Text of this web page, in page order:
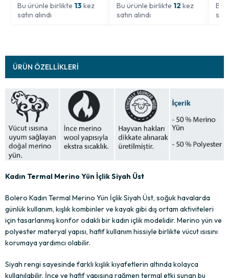
Bu ürünle birlikte 13 kez
satın alındı
Bu ürünle birlikte 12 kez
satın alındı
Bu
ÜRÜN ÖZELLIKLERI
Kadın Termal Merino Yün İçlik Siyah Üst
Bolero Kadın Termal Merino Yün İçlik Siyah Üst, soğuk havalarda
günlük kullanım, kışlık kombinler ve kayak gibi dış ortam aktiviteleri
için tasarlanmış konfor odaklı bir kadın içlik modelidir. Merino yün ve
polyester materyal yapısı, hafif kullanım hissiyle birlikte vücut ısısını
korumaya yardımcı olabilir.
Siyah rengi sayesinde farklı kışlık kıyafetlerin altında kolayca
kullanılabilir. İnce ve hafif yapısına rağmen termal etki sunan bu